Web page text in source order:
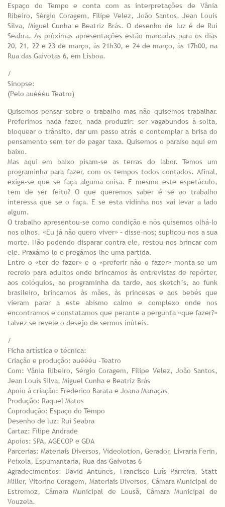
Espaço do Tempo e conta com as interpretações de Vânia
Ribeiro, Sérgio Coragem, Filipe Velez, João Santos, Jean Louis
Silva, Miguel Cunha e Beatriz Brás. O desenho de luz é de Rui
Seabra. As próximas apresentações estão marcadas para os dias
20, 21, 22 e 23 de março, às 21h30, e 24 de março, às 17h00, na
Rua das Gaivotas 6, em Lisboa.
/
Sinopse:
(Pelo auéééu Teatro)
Quisemos pensar sobre o trabalho mas não quisemos trabalhar.
Preferimos nada fazer, nada produzir: ser vagabundos à solta,
bloquear o trânsito, dar um passo atrás e contemplar a brisa do
pensamento sem ter de pagar taxa. Quisemos o paraíso aqui em
baixo.
Mas aqui em baixo pisam-se as terras do labor. Temos um
programinha para fazer, com os tempos todos contados. Afinal,
exige-se que se faça alguma coisa. E mesmo este espetáculo,
tem de ser feito? O que queremos saber é se ao trabalho
interessa que se o faça. E se esta vidinha nos vai levar a lado
algum.
O trabalho apresentou-se como condição e nós quisemos olhá-lo
nos olhos. «Eu já não quero viver» – disse-nos; suplicou-nos a sua
morte. Não podendo disparar contra ele, restou-nos brincar com
ele. Praxámo-lo e pregámos-lhe uma partida.
Entre o «ter de fazer» e o «preferir não o fazer» monta-se um
recreio para adultos onde brincamos às entrevistas de repórter,
aos colóquios, ao programinha da tarde, aos sketch’s, ao funk
brasileiro, brincamos às mães, às princesas e aos bebés que
vieram parar a este abismo calmo e complexo onde nos
encontramos e constatamos que perante a pergunta «que fazer?»
talvez se revele o desejo de sermos inúteis.
/
Ficha artística e técnica:
Criação e produção: auéééu -Teatro
Com: Vânia Ribeiro, Sérgio Coragem, Filipe Velez, João Santos,
Jean Louis Silva, Miguel Cunha e Beatriz Brás
Apoio à criação: Frederico Barata e Joana Manaças
Produção: Raquel Matos
Coprodução: Espaço do Tempo
Desenho de luz: Rui Seabra
Cartaz: Filipe Andrade
Apoios: SPA, AGECOP e GDA
Parcerias: Materiais Diversos, Videolotion, Gerador, Livraria Ferin,
Peixola, Espumantaria, Rua das Gaivotas 6
Agradecimentos: David Antunes, Francisco Luís Parreira, Statt
Miller, Vitorino Coragem, Materiais Diversos, Câmara Municipal de
Estremoz, Câmara Municipal de Lousã, Câmara Municipal de
Vouzela.